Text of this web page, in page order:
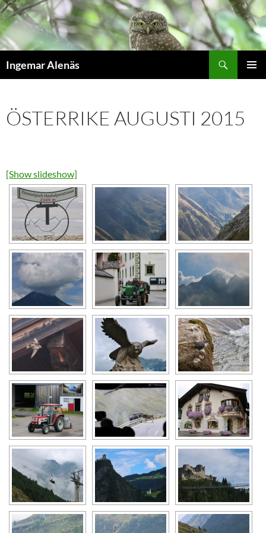
Hoppa
till
innehåll
Ingemar Alenäs
ÖSTERRIKE AUGUSTI 2015
[Show slideshow]